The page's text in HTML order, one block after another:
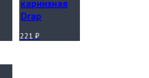
карнизная
Drap
221₽